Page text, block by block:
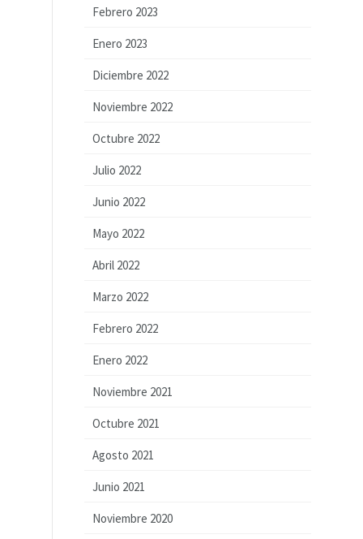
Febrero 2023
Enero 2023
Diciembre 2022
Noviembre 2022
Octubre 2022
Julio 2022
Junio 2022
Mayo 2022
Abril 2022
Marzo 2022
Febrero 2022
Enero 2022
Noviembre 2021
Octubre 2021
Agosto 2021
Junio 2021
Noviembre 2020